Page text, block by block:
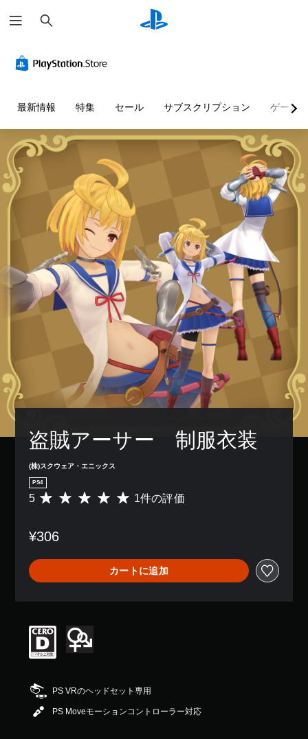
索
最新情報 特集 セール サブスクリプション ゲーム
盗賊アーサー　制服衣装
(株)スクウェア・エニックス
PS4
評
は
、
平
均
5
段
階
の
で
5 1件の評価
¥306
カートに追加
PS VRのヘッドセット専用
PS Moveモーションコントローラー対応